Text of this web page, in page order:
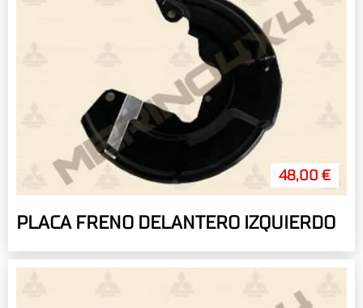
48,00 €
PLACA FRENO DELANTERO IZQUIERDO